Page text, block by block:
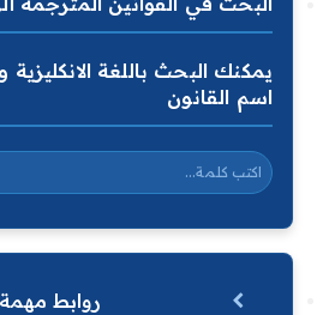
يمكنك البحث باللغة الانكليزية
اسم القانون
روابط مهمة